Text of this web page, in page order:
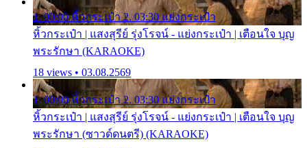
1. 00:00 หิ้วกระเป๋า 2. 03:30 แย่งกระเป๋า
หิ้วกระเป๋า | แสงสุรีย์ รุ่งโรจน์ - แย่งกระเป๋า | เตือนใจ บุญ
พระรักษา (KARAOKE)
18 views • 03.08.2569
1. 00:00 หิ้วกระเป๋า 2. 03:30 แย่งกระเป๋า
หิ้วกระเป๋า | แสงสุรีย์ รุ่งโรจน์ - แย่งกระเป๋า | เตือนใจ บุญ
พระรักษา (ซาวด์ดนตรี) (KARAOKE)